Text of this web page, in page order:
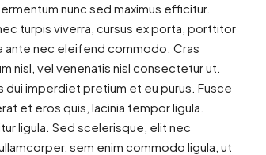
nunc sed maximus efficitur.
turpis viverra, cursus ex porta, porttitor
ante nec eleifend commodo. Cras
nisl, vel venenatis nisl consectetur ut.
dui imperdiet pretium et eu purus. Fusce
et eros quis, lacinia tempor ligula.
ligula. Sed scelerisque, elit nec
sem enim commodo ligula, ut